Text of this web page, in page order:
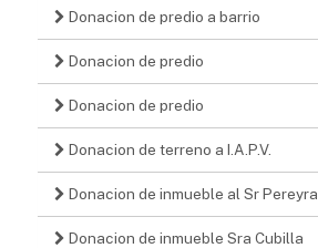
Donacion de predio a barrio
Donacion de predio
Donacion de predio
Donacion de terreno a I.A.P.V.
Donacion de inmueble al Sr Pereyra
Donacion de inmueble Sra Cubilla